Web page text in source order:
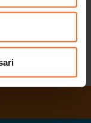
la pittrice